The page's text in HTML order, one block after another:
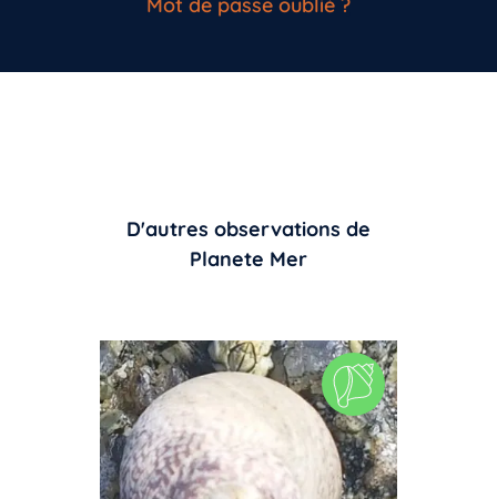
D'autres observations de
Planete Mer